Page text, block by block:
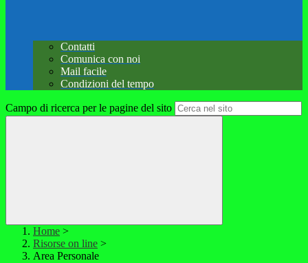
Contatti
Comunica con noi
Mail facile
Condizioni del tempo
Campo di ricerca per le pagine del sito
Home >
Risorse on line >
Area Personale